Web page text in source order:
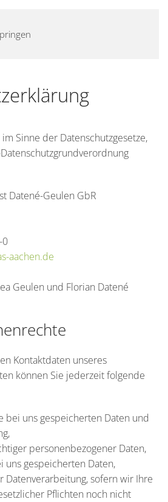
Sinne der Datenschutzgesetze,
Datené-Geulen GbR
0
aachen.de
Geulen und Florian Datené
Kontaktdaten unseres
können Sie jederzeit folgende
bei uns gespeicherten Daten und
personenbezogener Daten,
uns gespeicherten Daten,
Datenverarbeitung, sofern wir Ihre
Pflichten noch nicht